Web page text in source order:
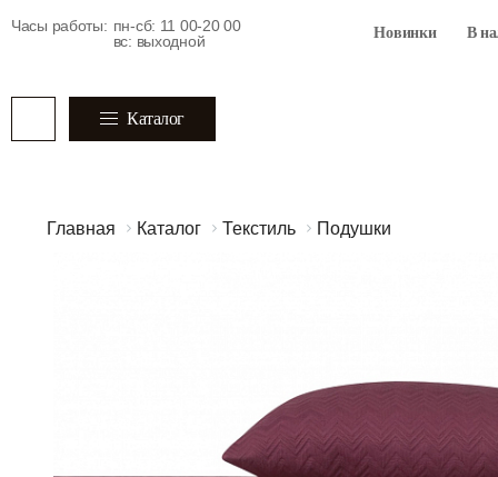
Часы работы: пн-сб: 11 00-20 00
вс: выходной
Новинки В
Каталог
Главная Каталог Текстиль Подушки